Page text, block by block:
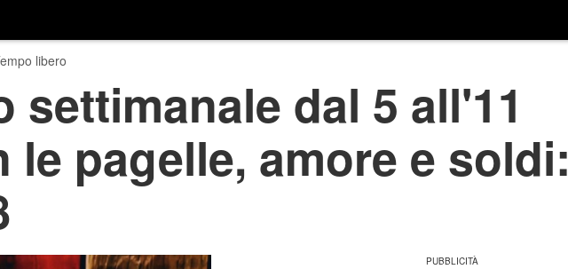
libero
settimanale dal 5 all'11
le pagelle, amore e soldi: